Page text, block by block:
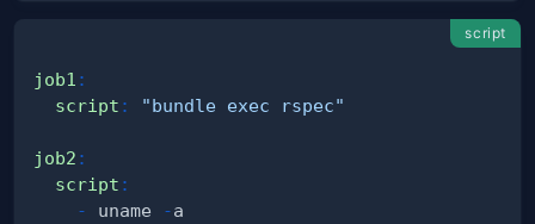
script
job1 :
script : "bundle exec rspec"
job2 :
script :
-
uname -